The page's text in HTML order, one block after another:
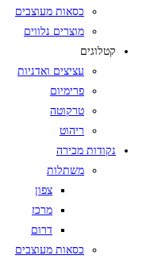
כסאות מעוצבים
מוצרים נלווים
קטלוגים
עציצים ואדניות
פרימיום
טרקוטה
ריהוט
נקודות מכירה
משתלות
צפון
מרכז
דרום
כסאות מעוצבים